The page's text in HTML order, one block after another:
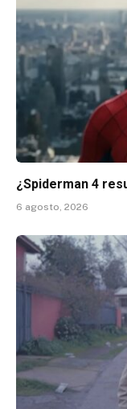
¿Spiderman 4
6 agosto, 2026